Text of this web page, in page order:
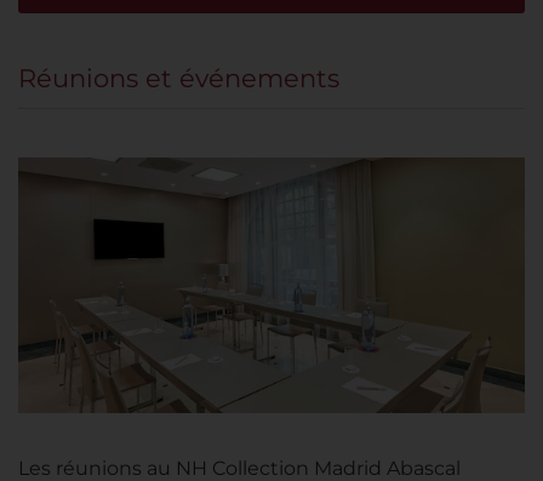
Réunions et événements
Les réunions au NH Collection Madrid Abascal